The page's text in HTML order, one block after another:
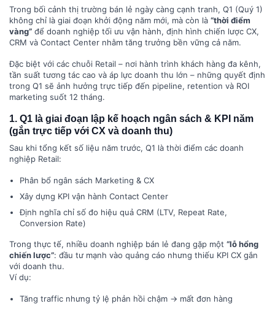
Trong bối cảnh thị trường bán lẻ ngày càng cạnh tranh, Q1 (Quý 1)
không chỉ là giai đoạn khởi động năm mới, mà còn là “thời điểm
vàng” để doanh nghiệp tối ưu vận hành, định hình chiến lược CX,
CRM và Contact Center nhằm tăng trưởng bền vững cả năm.
Đặc biệt với các chuỗi Retail – nơi hành trình khách hàng đa kênh,
tần suất tương tác cao và áp lực doanh thu lớn – những quyết định
trong Q1 sẽ ảnh hưởng trực tiếp đến pipeline, retention và ROI
marketing suốt 12 tháng.
1. Q1 là giai đoạn lập kế hoạch ngân sách & KPI năm
(gắn trực tiếp với CX và doanh thu)
Sau khi tổng kết số liệu năm trước, Q1 là thời điểm các doanh
nghiệp Retail:
Phân bổ ngân sách Marketing & CX
Xây dựng KPI vận hành Contact Center
Định nghĩa chỉ số đo hiệu quả CRM (LTV, Repeat Rate,
Conversion Rate)
Trong thực tế, nhiều doanh nghiệp bán lẻ đang gặp một “lỗ hổng
chiến lược”: đầu tư mạnh vào quảng cáo nhưng thiếu KPI CX gắn
với doanh thu.
Ví dụ:
Tăng traffic nhưng tỷ lệ phản hồi chậm → mất đơn hàng